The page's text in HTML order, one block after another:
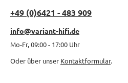
+49 (0)6421 - 483 909
info@variant-hifi.de
Mo-Fr, 09:00 - 17:00 Uhr
Oder über unser Kontaktformular.